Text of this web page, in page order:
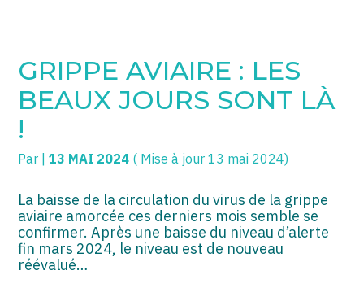
SOGECC – Noisy
SOGECC – République
SOGECC – Turbigo
COMMERÇANTS
GROUPE
SCI / LMNP
PROFESSIONS LIBÉRALES
HOLDING
PARTICULIERS
Gérer votre quotidien
Piloter votre entreprise
Développer votre entreprise
Construire votre patrimoine
Être prêt pour la facturation
électronique
GRIPPE AVIAIRE : LES
BEAUX JOURS SONT LÀ
!
Par |13 MAI 2024 ( Mise à jour 13 mai 2024)
La baisse de la circulation du virus de la grippe
aviaire amorcée ces derniers mois semble se
confirmer. Après une baisse du niveau d’alerte
fin mars 2024, le niveau est de nouveau
réévalué…